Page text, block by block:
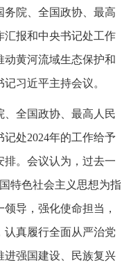
院、全国政协、最高
汇报和中央书记处工作
黄河流域生态保护和
习近平主持会议。
、全国政协、最高人民
处2024年的工作给予
排。会议认为，过去一
特色社会主义思想为指
导，强化使命担当，
真履行全面从严治党
进强国建设、民族复兴